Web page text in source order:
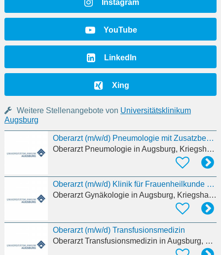
Instagram
YouTube
LinkedIn
Xing
Weitere Stellenangebote von Universitätsklinikum
Augsburg
Oberarzt (m/w/d) Pneumologie mit Zusatzbezeichnung Schlafmedizin
Oberarzt Pneumologiein Augsburg, Kriegshaber
Oberarzt (m/w/d) Klinik für Frauenheilkunde und Geburtshilfe
Oberarzt Gynäkologiein Augsburg, Kriegshaber
Oberarzt (m/w/d) Transfusionsmedizin
Oberarzt Transfusionsmedizin in Augsburg, Kriegshaber